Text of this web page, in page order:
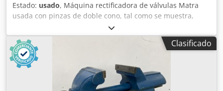
Estado: usado, Máquina rectificadora de válvulas Matra
usada con pinzas de doble cono, tal como se muestra,
motor eléctrico de 380 voltios en funcionamiento. ¡Por
favor, no envíe consultas por correo electrónico! Si tiene
preguntas, estaremos encantados de atenderle por
teléfono. Inspección y recogida solo posible con cita previa
por teléfono. Dwsdpfjzti Uzox Aqlea Sujeto a cambios,
venta previa y errores.
Clasificado